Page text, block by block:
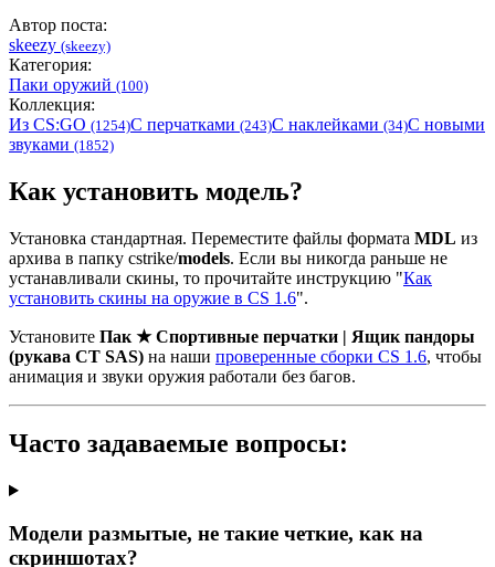
Автор поста:
skeezy (skeezy)
Категория:
Паки оружий (100)
Коллекция:
Из CS:GO (1254)С перчатками (243)С наклейками (34)С новыми
звуками (1852)
Как установить модель?
Установка стандартная. Переместите файлы формата MDL из
архива в папку cstrike/models. Если вы никогда раньше не
устанавливали скины, то прочитайте инструкцию "Как
установить скины на оружие в CS 1.6".
Установите Пак ★ Спортивные перчатки | Ящик пандоры
(рукава CT SAS) на наши проверенные сборки CS 1.6, чтобы
анимация и звуки оружия работали без багов.
Часто задаваемые вопросы:
Модели размытые, не такие четкие, как на
скриншотах?